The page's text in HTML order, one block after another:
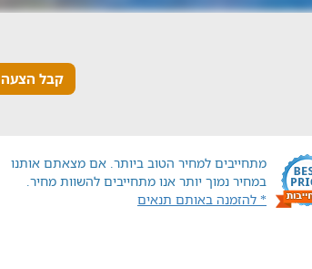
קבל הצעה
מתחייבים למחיר הטוב ביותר. אם מצאתם אותנו
במחיר נמוך יותר אנו מתחייבים להשוות מחיר.
* להזמנה באותם תנאים